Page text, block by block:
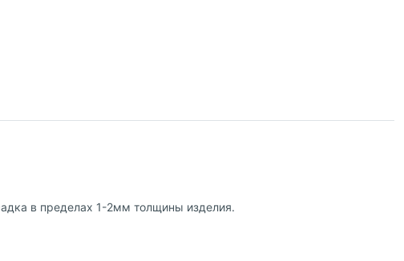
в пределах 1-2мм толщины изделия.